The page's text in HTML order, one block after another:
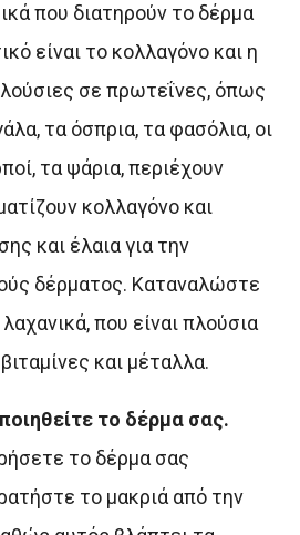
που διατηρούν το δέρμα
είναι το κολλαγόνο και η
σε πρωτεΐνες, όπως
τα όσπρια, τα φασόλια, οι
τα ψάρια, περιέχουν
κολλαγόνο και
και έλαια για την
δέρματος. Καταναλώστε
που είναι πλούσια
και μέταλλα.
το δέρμα σας.
το δέρμα σας
το μακριά από την